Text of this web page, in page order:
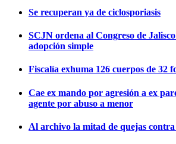
Se recuperan ya de ciclosporiasis
SCJN ordena al Congreso de
adopción simple
Fiscalía exhuma 126 cuerpos de 32
Cae ex mando por agresión a ex
agente por abuso a menor
Al archivo la mitad de quejas contra